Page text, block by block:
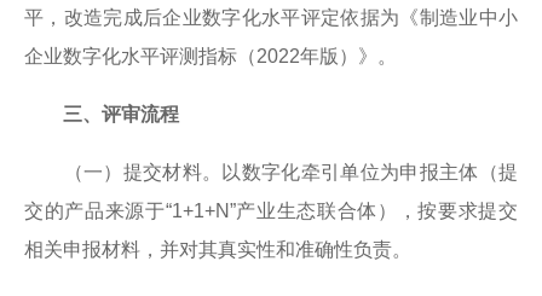
平，改造完成后企业数字化水平评定依据为《制造业中小
企业数字化水平评测指标（2022年版）》。
三、评审流程
（一）提交材料。以数字化牵引单位为申报主体（提
交的产品来源于“1+1+N”产业生态联合体），按要求提交
相关申报材料，并对其真实性和准确性负责。
2026-07
30
关于做好“榕江人才计划”科技创新（创业）人才申报工作
的...
2026年揭阳市高新技术企业申报培训及政策宣讲活动成功...
2020-11
关于广东省2020年第六批拟更名高新技术企业名单的公示
17
关于广东省2020年第六批拟更名高新技术企业名单的公示